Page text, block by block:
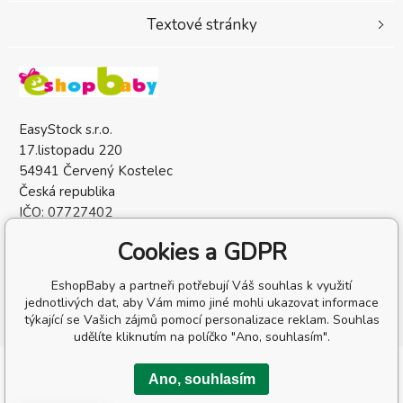
EasyStock s.r.o.
17.listopadu 220
54941 Červený Kostelec
Česká republika
IČO: 07727402
Textové stránky
Copyright © 2026 EasyStock s.r.o.
Všechna práva vyhrazena.
Cookies a GDPR
EshopBaby a partneři potřebují Váš souhlas k využití
jednotlivých dat, aby Vám mimo jiné mohli ukazovat informace
týkající se Vašich zájmů pomocí personalizace reklam. Souhlas
udělíte kliknutím na políčko "Ano, souhlasím".
Ano, souhlasím